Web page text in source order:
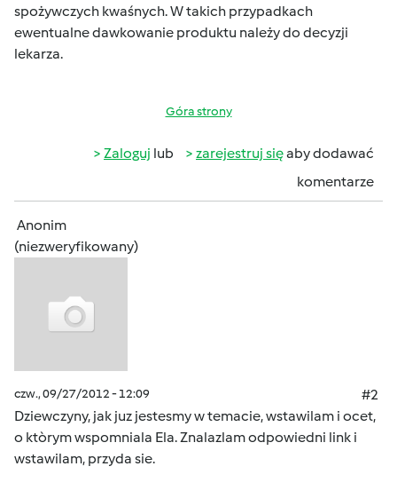
spożywczych kwaśnych. W takich przypadkach
ewentualne dawkowanie produktu należy do decyzji
lekarza.
Góra strony
Zaloguj lub zarejestruj sięaby dodawać
komentarze
Anonim
(niezweryfikowany)
czw., 09/27/2012 - 12:09
#2
Dziewczyny, jak juz jestesmy w temacie, wstawilam i ocet,
o ktòrym wspomniala Ela. Znalazlam odpowiedni link i
wstawilam, przyda sie.